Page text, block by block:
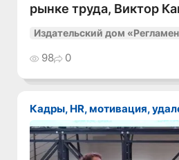
рынке труда, Виктор
Издательский дом
98 0
Кадры, HR, мотивация,